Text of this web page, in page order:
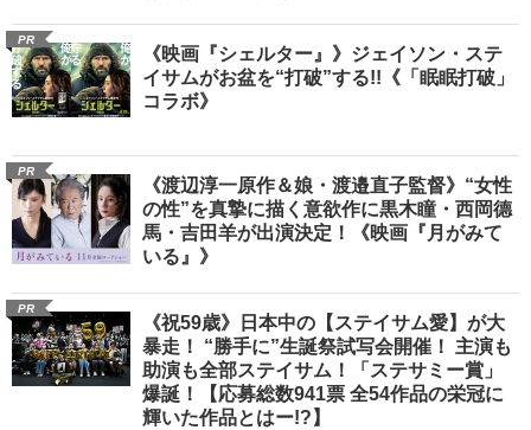
PR
《映画『シェルター』》ジェイソン・ステ
イサムがお盆を“打破”する!!《「眠眠打破」
コラボ》
PR
《渡辺淳一原作＆娘・渡邉直子監督》“女性
の性”を真摯に描く意欲作に黒木瞳・西岡德
馬・吉田羊が出演決定！《映画『月がみて
いる』》
PR
《祝59歳》日本中の【ステイサム愛】が大
暴走！ “勝手に”生誕祭試写会開催！ 主演も
助演も全部ステイサム！「ステサミー賞」
爆誕！【応募総数941票 全54作品の栄冠に
輝いた作品とはー!?】